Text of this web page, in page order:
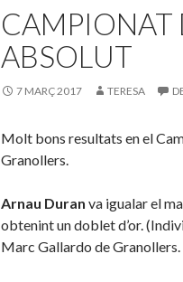
CAMPIONAT
ABSOLUT
7 MARÇ 2017 TERESA
Molt bons resultats en el
Granollers.
Arnau Duran va igualar el
obtenint un doblet d’or.
Marc Gallardo de Granollers.